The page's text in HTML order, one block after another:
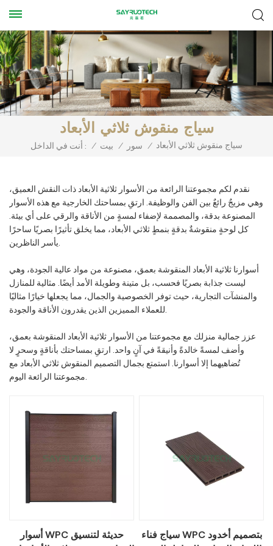
سياج منقوش ثلاثي الأبعاد
أنت في الداخل : / بيت / سور / سياج منقوش ثلاثي الأبعاد
نقدم لكم مجموعتنا الرائعة من الأسوار ثلاثية الأبعاد ذات النقش العميق،
وهي مزيجٌ رائعٌ بين الفن والوظيفة. ارتقِ بمساحتك الخارجية مع هذه الأسوار
المصنوعة بدقة، والمصممة لإضفاء لمسةٍ من الأناقة والرقي على أي بيئة.
كل لوحةٍ منقوشةٌ بدقةٍ بنمطٍ ثلاثي الأبعاد، مما يخلق تأثيرًا بصريًا ساحرًا
أسوارنا ثلاثية الأبعاد المنقوشة بعمق، مصنوعة من مواد عالية الجودة، وهي
ليست جذابة بصريًا فحسب، بل متينة وطويلة الأمد أيضًا. مثالية للمنازل
والمنشآت التجارية، حيث توفر الخصوصية والجمال، مما يجعلها خيارًا مثاليًا
عزز جمالية منزلك مع مجموعتنا من الأسوار ثلاثية الأبعاد المنقوشة بعمق،
وأضف لمسةً خالدةً وأنيقةً في آنٍ واحد. ارتقِ بمساحتك بأناقةٍ وسحرٍ لا
تُضاهيهما إلا أسوارنا. استمتع بجمال التصميم المنقوش ثلاثي الأبعاد مع
أسوار WPC حديثة لتنسيق
سياج فناء WPC بتصميم أخدود